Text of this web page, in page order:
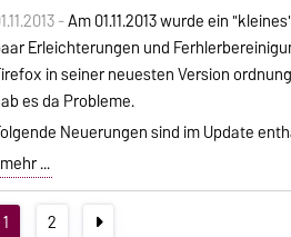
-Am 01.11.2013 wurde ein
Erleichterungen und
in seiner neuesten Version
es da Probleme.
Neuerungen sind im Update
mehr ...
1 2